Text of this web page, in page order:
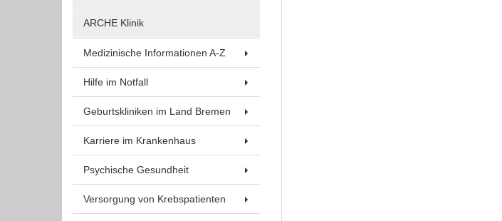
ARCHE Klinik
Medizinische Informationen A-Z
Hilfe im Notfall
Geburtskliniken im Land Bremen
Karriere im Krankenhaus
Psychische Gesundheit
Versorgung von Krebspatienten
Plattformen anzeigen zu können, werden von
diesen externen Medien Cookies gesetzt.
YouTube
Vimeo